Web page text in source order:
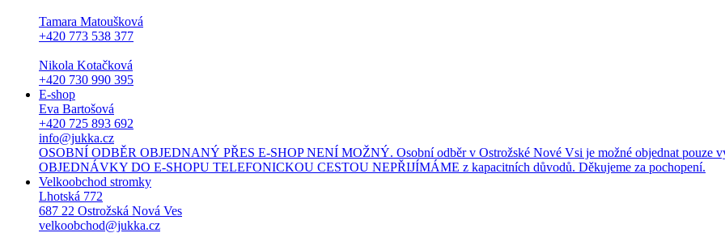
Tamara Matoušková
+420 773 538 377
Nikola Kotačková
+420 730 990 395
E-shop
Eva Bartošová
+420 725 893 692
info@jukka.cz
OSOBNÍ ODBĚR OBJEDNANÝ PŘES E-SHOP NENÍ MOŽNÝ. Osobní odběr v Ostrožské Nové Vsi je možné objednat pouze
OBJEDNÁVKY DO E-SHOPU TELEFONICKOU CESTOU NEPŘIJÍMÁME z kapacitních důvodů. Děkujeme za pochopení.
Velkoobchod stromky
Lhotská 772
687 22 Ostrožská Nová Ves
velkoobchod@jukka.cz